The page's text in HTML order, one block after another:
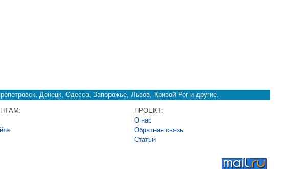
Донецк, Одесса, Запорожье, Львов, Кривой Рог и другие.
ПРОЕКТ:
О нас
Обратная связь
Cтатьи